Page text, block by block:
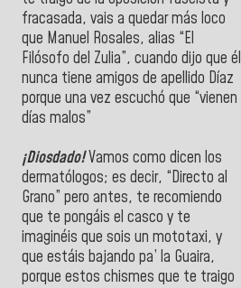
fracasada, vais a quedar más loco
que Manuel Rosales, alias “El
Filósofo del Zulia”, cuando dijo que él
nunca tiene amigos de apellido Díaz
porque una vez escuchó que “vienen
días malos”
¡Diosdado!Vamos como dicen los
dermatólogos; es decir, “Directo al
Grano” pero antes, te recomiendo
que te pongáis el casco y te
imaginéis que sois un mototaxi, y
que estáis bajando pa’ la Guaira,
porque estos chismes que te traigo